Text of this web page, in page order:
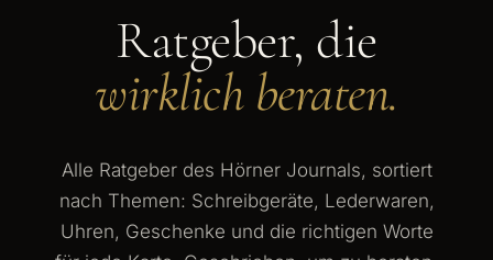
Ratgeber, die
wirklich beraten.
Alle Ratgeber des Hörner Journals, sortiert
nach Themen: Schreibgeräte, Lederwaren,
Uhren, Geschenke und die richtigen Worte